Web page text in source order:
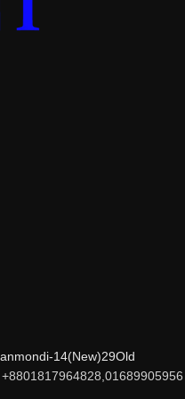
14(New)29Old